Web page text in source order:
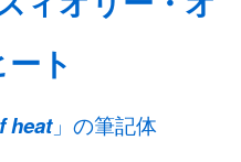
ト
heat」の筆記体